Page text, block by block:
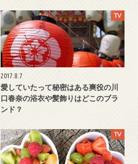
TV
2017.8.7
愛していたって秘密はある爽役の川
口春奈の浴衣や髪飾りはどこのブラ
ンド？
TV